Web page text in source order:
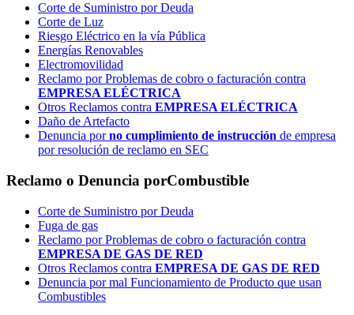
Corte de Suministro por Deuda
Corte de Luz
Riesgo Eléctrico en la vía Pública
Energías Renovables
Electromovilidad
Reclamo por Problemas de cobro o facturación contra
EMPRESA ELÉCTRICA
Otros Reclamos contra EMPRESA ELÉCTRICA
Daño de Artefacto
Denuncia porno cumplimiento de instrucción de empresa
por resolución de reclamo en SEC
Reclamo o Denuncia porCombustible
Corte de Suministro por Deuda
Fuga de gas
Reclamo por Problemas de cobro o facturación contra
EMPRESA DE GAS DE RED
Otros Reclamos contra EMPRESA DE GAS DE RED
Denuncia por mal Funcionamiento de Producto que usan
Combustibles